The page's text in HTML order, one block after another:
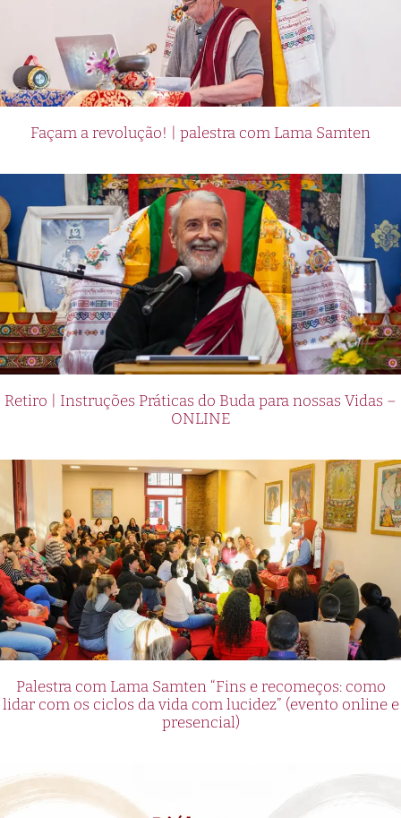
Façam a revolução! | palestra com Lama Samten
Retiro | Instruções Práticas do Buda para nossas Vidas –
ONLINE
Palestra com Lama Samten “Fins e recomeços: como
lidar com os ciclos da vida com lucidez” (evento online e
presencial)